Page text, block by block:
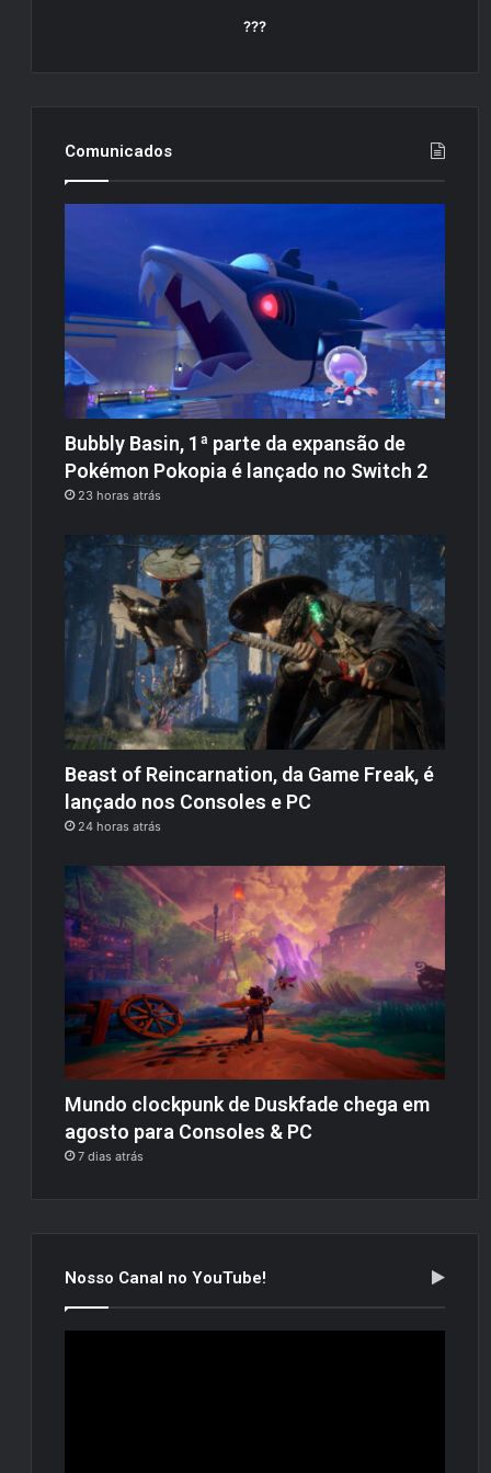
???
Comunicados
Bubbly Basin, 1ª parte da expansão de
Pokémon Pokopia é lançado no Switch 2
23 horas atrás
Beast of Reincarnation, da Game Freak, é
lançado nos Consoles e PC
24 horas atrás
Mundo clockpunk de Duskfade chega em
agosto para Consoles & PC
7 dias atrás
Nosso Canal no YouTube!